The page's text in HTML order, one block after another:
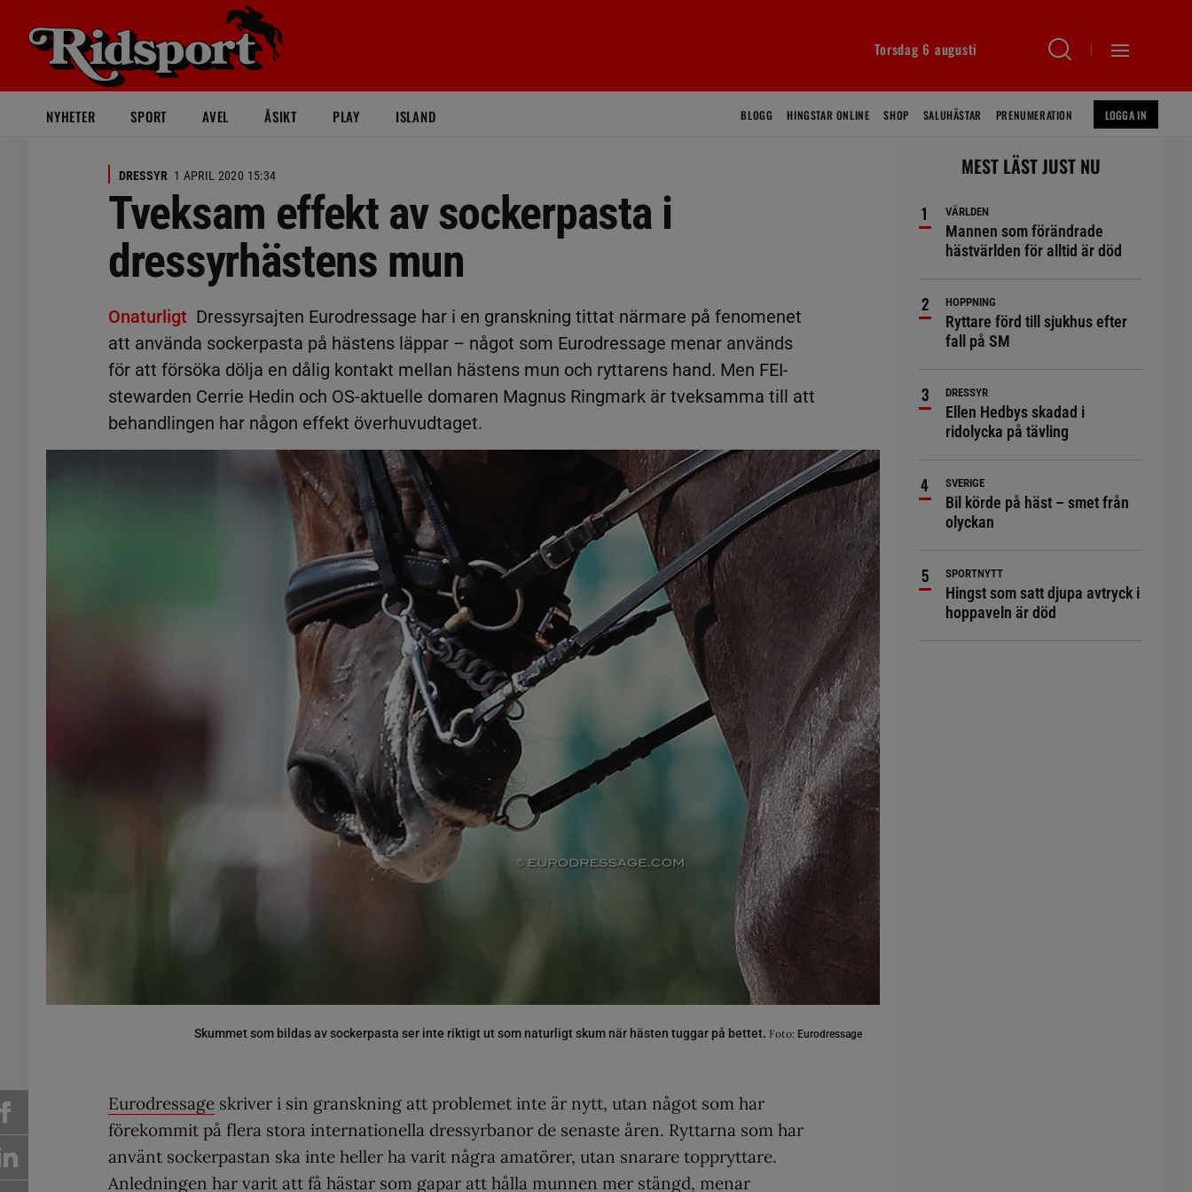
Torsdag 6 augusti
NYHETER SPORT AVEL ÅSIKT PLAY ISLAND BLOGG HINGSTAR ONLINE SHOP SALUHÄSTAR PRENUMERATION LOGGA IN
DRESSYR 1 APRIL 2020 15:34
Tveksam effekt av sockerpasta i
dressyrhästens mun
Onaturligt Dressyrsajten Eurodressage har i en granskning tittat närmare på fenomenet
att använda sockerpasta på hästens läppar – något som Eurodressage menar används
för att försöka dölja en dålig kontakt mellan hästens mun och ryttarens hand. Men FEI-
stewarden Cerrie Hedin och OS-aktuelle domaren Magnus Ringmark är tveksamma till att
behandlingen har någon effekt överhuvudtaget.
Skummet som bildas av sockerpasta ser inte riktigt ut som naturligt skum när hästen tuggar på bettet. Foto: Eurodressage
Eurodressage skriver i sin granskning att problemet inte är nytt, utan något som har
förekommit på flera stora internationella dressyrbanor de senaste åren. Ryttarna som har
använt sockerpastan ska inte heller ha varit några amatörer, utan snarare toppryttare.
Anledningen har varit att få hästar som gapar att hålla munnen mer stängd, menar
MEST LÄST JUST NU
VÄRLDEN
Mannen som förändrade
hästvärlden för alltid är död
HOPPNING
Ryttare förd till sjukhus efter
fall på SM
DRESSYR
Ellen Hedbys skadad i
ridolycka på tävling
SVERIGE
Bil körde på häst – smet från
olyckan
SPORTNYTT
Hingst som satt djupa avtryck i
hoppaveln är död